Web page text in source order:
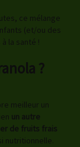
ce mélange
(et/ou des
la santé !
?
meilleur un
un autre
de fruits frais
nutritionnelle.